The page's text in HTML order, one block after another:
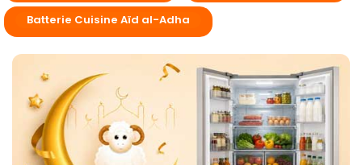
Batterie Cuisine Aïd al-Adha